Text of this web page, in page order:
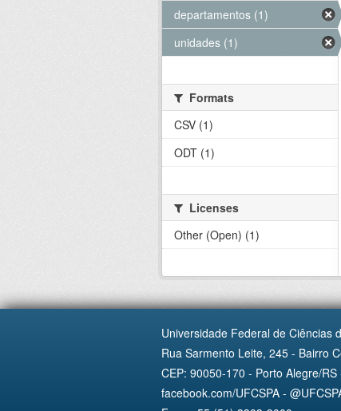
departamentos (1)
unidades (1)
Formats
CSV (1)
ODT (1)
Licenses
Other (Open) (1)
Universidade Federal de Ciências
Rua Sarmento Leite, 245 - Bairro
CEP: 90050-170 - Porto Alegre/RS
facebook.com/UFCSPA -